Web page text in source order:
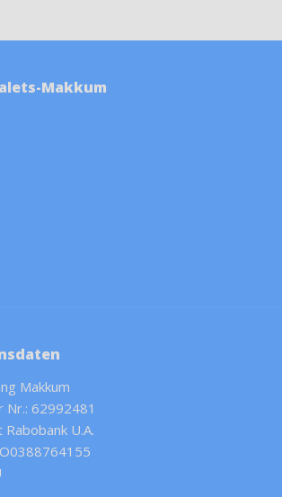
Makkum
Makkum
Nr.: 62992481
U.A.